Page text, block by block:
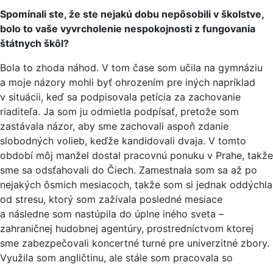
Spomínali ste, že ste nejakú dobu nepôsobili v školstve,
bolo to vaše vyvrcholenie nespokojnosti z fungovania
štátnych škôl?
Bola to zhoda náhod. V tom čase som učila na gymnáziu
a moje názory mohli byť ohrozením pre iných napríklad
v situácii, keď sa podpisovala petícia za zachovanie
riaditeľa. Ja som ju odmietla podpísať, pretože som
zastávala názor, aby sme zachovali aspoň zdanie
slobodných volieb, keďže kandidovali dvaja. V tomto
období môj manžel dostal pracovnú ponuku v Prahe, takže
sme sa odsťahovali do Čiech. Zamestnala som sa až po
nejakých ôsmich mesiacoch, takže som si jednak oddýchla
od stresu, ktorý som zažívala posledné mesiace
a následne som nastúpila do úplne iného sveta –
zahraničnej hudobnej agentúry, prostredníctvom ktorej
sme zabezpečovali koncertné turné pre univerzitné zbory.
Využila som angličtinu, ale stále som pracovala so